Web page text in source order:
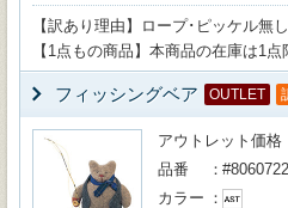
【訳あり理由】ロープ･ピッケル無し
【1点もの商品】本商品の在庫は1点
フィッシングベア OUTLET
アウトレット価格
品番
#8060722
カラー